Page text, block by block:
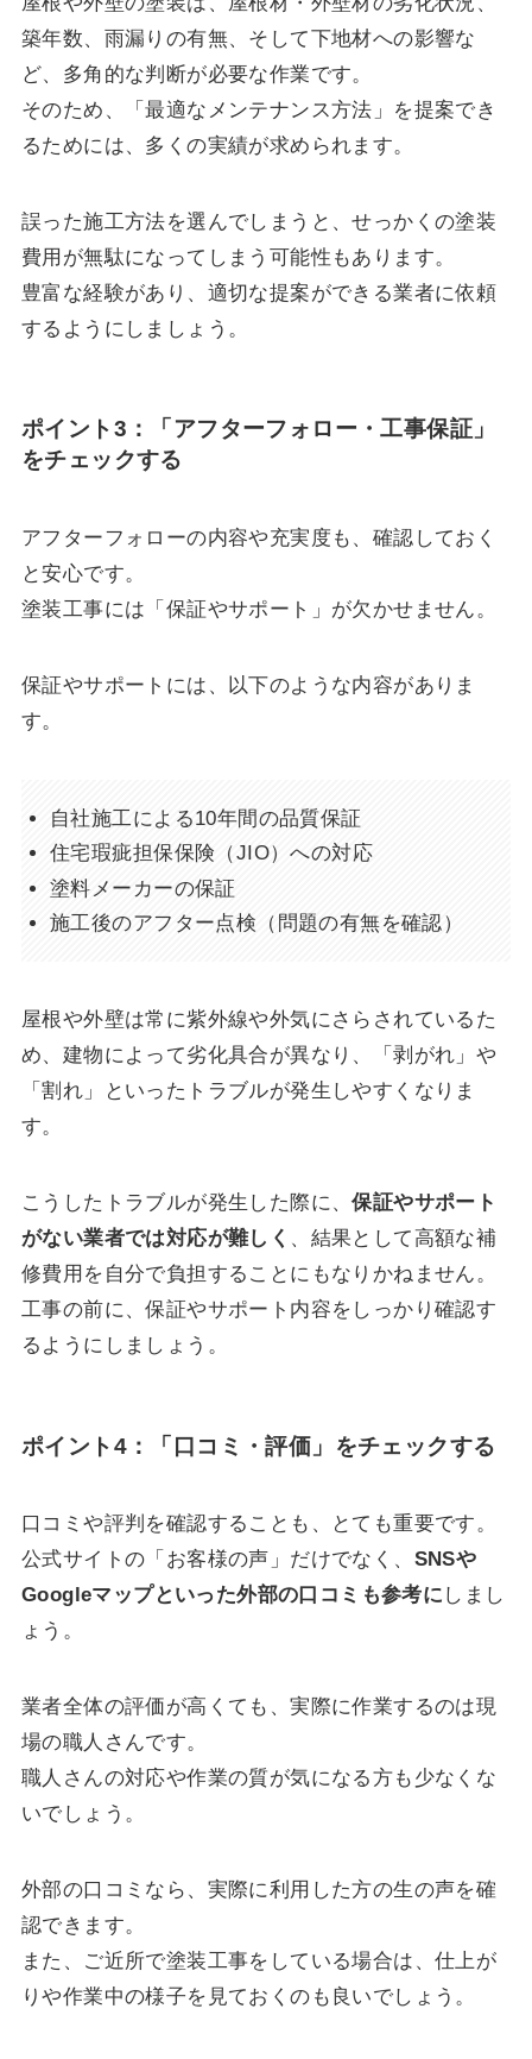
築年数、雨漏りの有無、そして下地材への影響な
ど、多角的な判断が必要な作業です。
そのため、「最適なメンテナンス方法」を提案でき
るためには、多くの実績が求められます。
誤った施工方法を選んでしまうと、せっかくの塗装
費用が無駄になってしまう可能性もあります。
豊富な経験があり、適切な提案ができる業者に依頼
するようにしましょう。
ポイント3：「アフターフォロー・工事保証」
をチェックする
アフターフォローの内容や充実度も、確認しておく
と安心です。
塗装工事には「保証やサポート」が欠かせません。
保証やサポートには、以下のような内容がありま
す。
自社施工による10年間の品質保証
住宅瑕疵担保保険（JIO）への対応
塗料メーカーの保証
施工後のアフター点検（問題の有無を確認）
屋根や外壁は常に紫外線や外気にさらされているた
め、建物によって劣化具合が異なり、「剥がれ」や
「割れ」といったトラブルが発生しやすくなりま
す。
こうしたトラブルが発生した際に、保証やサポート
がない業者では対応が難しく 、結果として高額な補
修費用を自分で負担することにもなりかねません。
工事の前に、保証やサポート内容をしっかり確認す
るようにしましょう。
ポイント4：「口コミ・評価」をチェックする
口コミや評判を確認することも、とても重要です。
公式サイトの「お客様の声」だけでなく、 SNSや
Googleマップといった外部の口コミも参考に しまし
ょう。
業者全体の評価が高くても、実際に作業するのは現
場の職人さんです。
職人さんの対応や作業の質が気になる方も少なくな
いでしょう。
外部の口コミなら、実際に利用した方の生の声を確
認できます。
また、ご近所で塗装工事をしている場合は、仕上が
りや作業中の様子を見ておくのも良いでしょう。